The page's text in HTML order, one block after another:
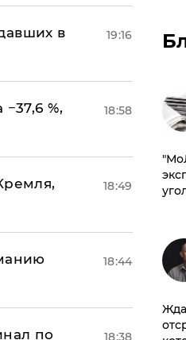
в
19:16
%,
18:58
18:49
18:44
по 18:38